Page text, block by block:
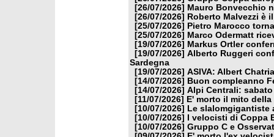
[26/07/2026] Mauro Bonvecchio
[26/07/2026]
Roberto Malvezzi è
[25/07/2026]
Pietro Marocco
[25/07/2026] Marco Odermatt
[19/07/2026] Markus Ortler
[19/07/2026] Alberto Ruggeri
Sardegna
[19/07/2026] ASIVA: Albert
[14/07/2026]
Buon compleanno
[14/07/2026] Alpi Centrali:
[11/07/2026]
E' morto il mito
[10/07/2026]
Le
[10/07/2026]
I velocisti di Coppa
[10/07/2026] Gruppo C e